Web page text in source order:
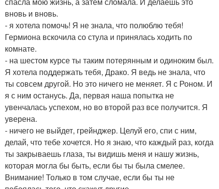
вновь и вновь.
- я хотела помочь! Я не знала, что полюблю тебя!
Гермиона вскочила со стула и принялась ходить по
комнате.
- на шестом курсе ты таким потерянным и одиноким был.
Я хотела поддержать тебя, Драко. Я ведь не знала, что
ты совсем другой. Но это ничего не меняет. Я с Роном. И
я с ним останусь. Да, первая наша попытка не
увенчалась успехом, но во второй раз все получится. Я
уверена.
- ничего не выйдет, грейнджер. Целуй его, спи с ним,
делай, что тебе хочется. Но я знаю, что каждый раз, когда
ты закрываешь глаза, ты видишь меня и нашу жизнь,
которая могла бы быть, если бы ты была смелее.
Внимание! Только в том случае, если бы ты не